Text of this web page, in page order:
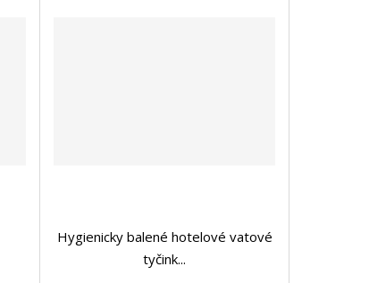
Hygienicky balené hotelové vatové
tyčink...